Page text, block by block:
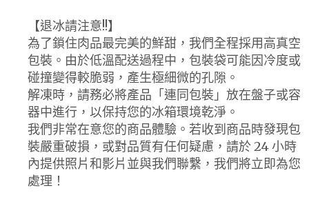
【退冰請注意!!】
為了鎖住肉品最完美的鮮甜，我們全程採用高真空
包裝。由於低溫配送過程中，包裝袋可能因冷度或
碰撞變得較脆弱，產生極細微的孔隙。
解凍時，請務必將產品「連同包裝」放在盤子或容
器中進行，以保持您的冰箱環境乾淨。
我們非常在意您的商品體驗。若收到商品時發現包
裝嚴重破損，或對品質有任何疑慮，請於 24 小時
內提供照片和影片並與我們聯繫，我們將立即為您
處理！